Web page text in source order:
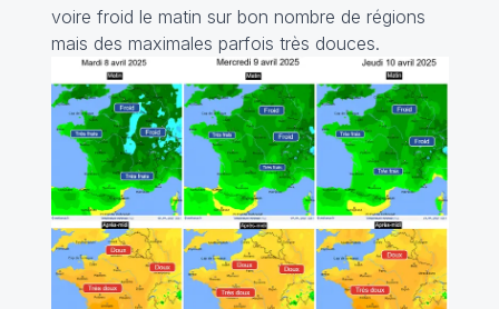
voire froid le matin sur bon nombre de régions
mais des maximales parfois très douces.